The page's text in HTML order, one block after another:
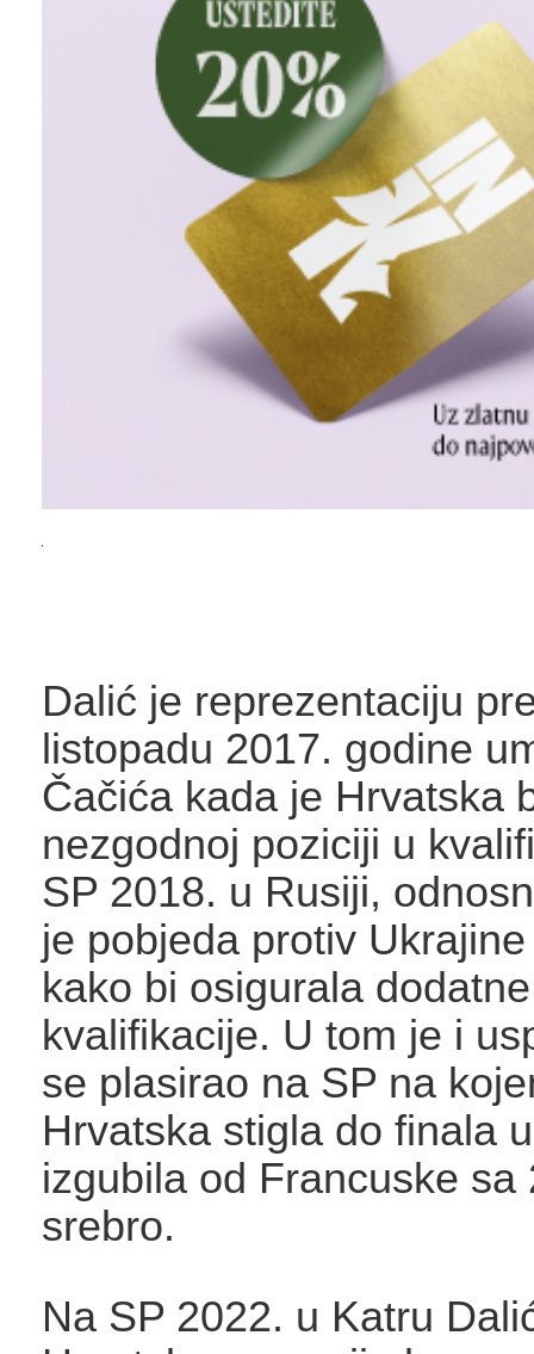
Dalić je reprezentaciju
listopadu 2017. godine
Čačića kada je Hrvatska
nezgodnoj poziciji u
SP 2018. u Rusiji,
je pobjeda protiv
kako bi osigurala dodatne
kvalifikacije. U tom je i
se plasirao na SP na
Hrvatska stigla do finala
izgubila od Francuske sa
srebro.
Na SP 2022. u Katru